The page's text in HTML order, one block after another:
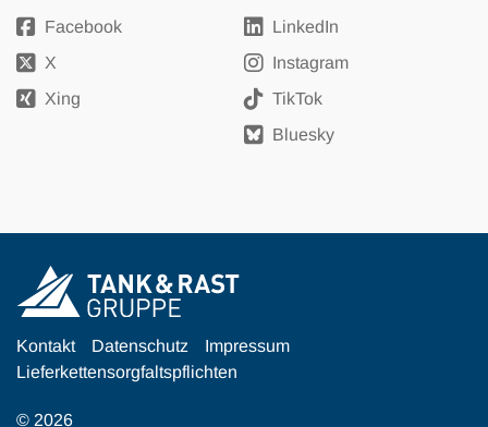
Facebook
LinkedIn
X
Instagram
Xing
TikTok
Bluesky
Kontakt Datenschutz
Impressum
Lieferkettensorgfaltspflichten
© 2026